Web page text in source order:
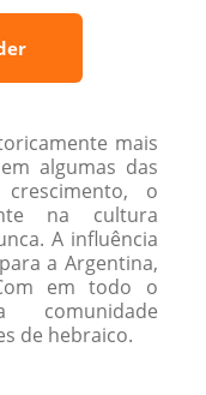
mais
algumas das
o
na cultura
A influência
a Argentina,
em todo o
comunidade
de hebraico.